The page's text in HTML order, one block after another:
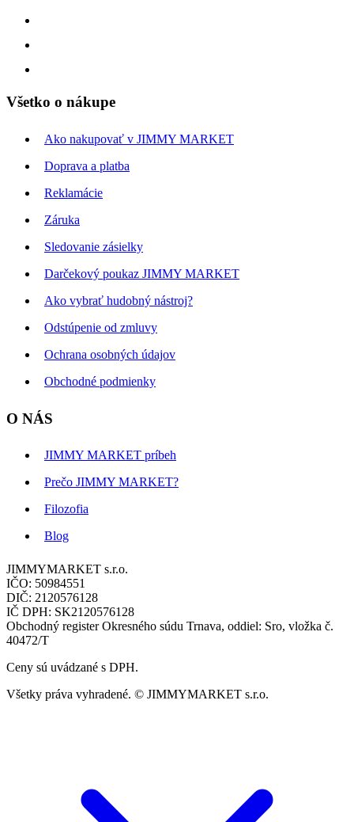
Všetko o nákupe
Ako nakupovať v JIMMY MARKET
Doprava a platba
Reklamácie
Záruka
Sledovanie zásielky
Darčekový poukaz JIMMY MARKET
Ako vybrať hudobný nástroj?
Odstúpenie od zmluvy
Ochrana osobných údajov
Obchodné podmienky
O NÁS
JIMMY MARKET príbeh
Prečo JIMMY MARKET?
Filozofia
Blog
JIMMYMARKET s.r.o.
IČO: 50984551
DIČ: 2120576128
IČ DPH: SK2120576128
Obchodný register Okresného súdu Trnava, oddiel: Sro, vložka č.
40472/T
Ceny sú uvádzané s DPH.
Všetky práva vyhradené. © JIMMYMARKET s.r.o.